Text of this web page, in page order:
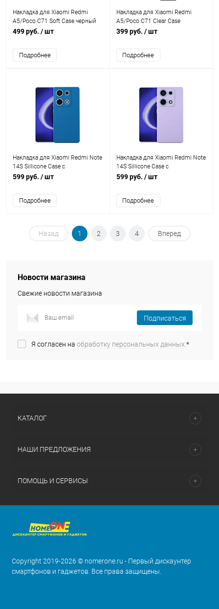
Накладка для Xiaomi Redmi
A5/Poco C71 Soft Case черный
матовый Krutoff
499 руб. / шт
Подробнее
Накладка для Xiaomi Redmi
A5/Poco C71 Clear Case
прозрачная Krutoff
399 руб. / шт
Подробнее
Накладка для Xiaomi Redmi Note
14S Sillicone Case с
микрофиброй синий Krutoff
599 руб. / шт
Подробнее
Накладка для Xiaomi Redmi Note
14S Sillicone Case с
микрофиброй лавандовый
599 руб. / шт
Подробнее
Назад 1 2 3 4 Вперед
Новости магазина
Свежие новости магазина
Подписаться
Я согласен на обработку персональных данных.*
КАТАЛОГ
НАШИ ПРЕДЛОЖЕНИЯ
ПОМОЩЬ И СЕРВИСЫ
Copyright 2019-2026 © nomerone.ru - Первый дискаунтер
смартфонов и гаджетов. Все права защищены.